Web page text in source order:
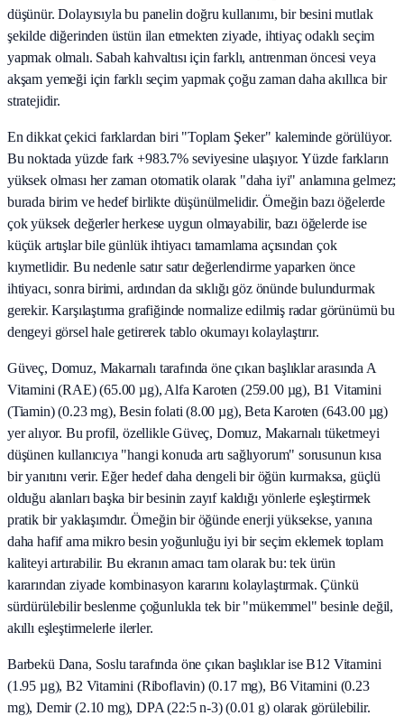
düşünür. Dolayısıyla bu panelin doğru kullanımı, bir besini mutlak
şekilde diğerinden üstün ilan etmekten ziyade, ihtiyaç odaklı seçim
yapmak olmalı. Sabah kahvaltısı için farklı, antrenman öncesi veya
akşam yemeği için farklı seçim yapmak çoğu zaman daha akıllıca bir
stratejidir.
En dikkat çekici farklardan biri "Toplam Şeker" kaleminde görülüyor.
Bu noktada yüzde fark +983.7% seviyesine ulaşıyor. Yüzde farkların
yüksek olması her zaman otomatik olarak "daha iyi" anlamına gelmez;
burada birim ve hedef birlikte düşünülmelidir. Örneğin bazı öğelerde
çok yüksek değerler herkese uygun olmayabilir, bazı öğelerde ise
küçük artışlar bile günlük ihtiyacı tamamlama açısından çok
kıymetlidir. Bu nedenle satır satır değerlendirme yaparken önce
ihtiyacı, sonra birimi, ardından da sıklığı göz önünde bulundurmak
gerekir. Karşılaştırma grafiğinde normalize edilmiş radar görünümü bu
dengeyi görsel hale getirerek tablo okumayı kolaylaştırır.
Güveç, Domuz, Makarnalı tarafında öne çıkan başlıklar arasında A
Vitamini (RAE) (65.00 µg), Alfa Karoten (259.00 µg), B1 Vitamini
(Tiamin) (0.23 mg), Besin folati (8.00 µg), Beta Karoten (643.00 µg)
yer alıyor. Bu profil, özellikle Güveç, Domuz, Makarnalı tüketmeyi
düşünen kullanıcıya "hangi konuda artı sağlıyorum" sorusunun kısa
bir yanıtını verir. Eğer hedef daha dengeli bir öğün kurmaksa, güçlü
olduğu alanları başka bir besinin zayıf kaldığı yönlerle eşleştirmek
pratik bir yaklaşımdır. Örneğin bir öğünde enerji yüksekse, yanına
daha hafif ama mikro besin yoğunluğu iyi bir seçim eklemek toplam
kaliteyi artırabilir. Bu ekranın amacı tam olarak bu: tek ürün
kararından ziyade kombinasyon kararını kolaylaştırmak. Çünkü
sürdürülebilir beslenme çoğunlukla tek bir "mükemmel" besinle değil,
akıllı eşleştirmelerle ilerler.
Barbekü Dana, Soslu tarafında öne çıkan başlıklar ise B12 Vitamini
(1.95 µg), B2 Vitamini (Riboflavin) (0.17 mg), B6 Vitamini (0.23
mg), Demir (2.10 mg), DPA (22:5 n-3) (0.01 g) olarak görülebilir.